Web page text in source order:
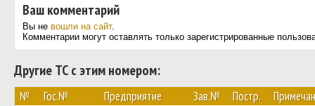
Ваш комментарий
Вы не вошли на сайт.
Комментарии могут оставлять только зарегистрированные
Другие ТС с этим номером:
№ Гос.№ Предприятие Зав.№ Постр.